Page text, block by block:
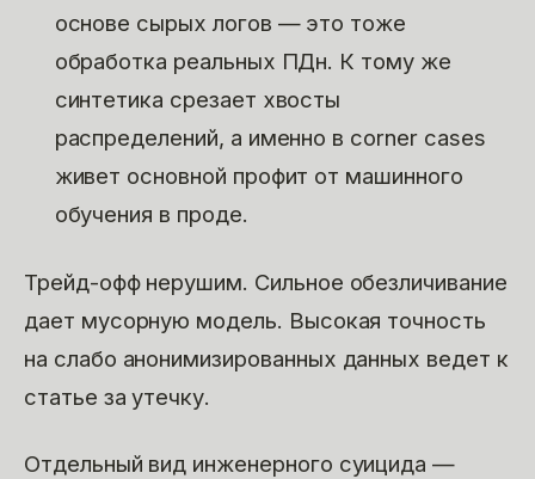
основе сырых логов — это тоже
обработка реальных ПДн. К тому же
синтетика срезает хвосты
распределений, а именно в corner cases
живет основной профит от машинного
обучения в проде.
Трейд-офф нерушим. Сильное обезличивание
дает мусорную модель. Высокая точность
на слабо анонимизированных данных ведет к
статье за утечку.
Отдельный вид инженерного суицида —